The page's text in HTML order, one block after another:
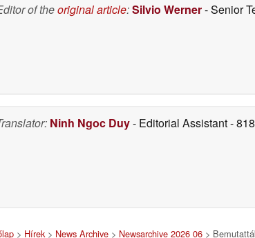
of theoriginal article:Silvio Werner- Senior
Ninh Ngoc Duy- Editorial Assistant-
> Hírek > News Archive > Newsarchive 2026 06 >